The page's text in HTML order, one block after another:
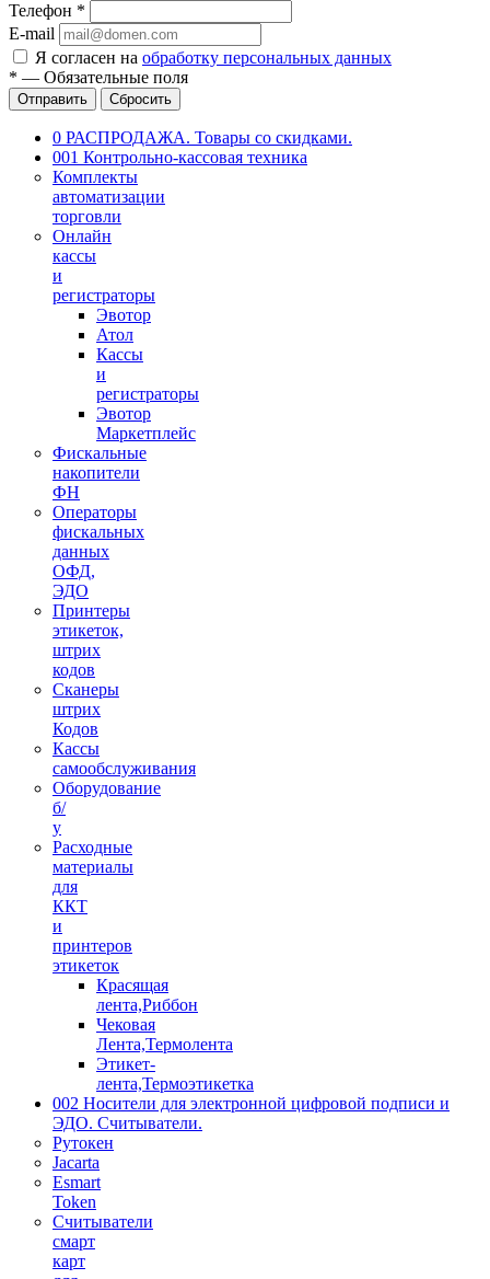
Телефон *
E-mail
Я согласен на обработку персональных данных
* — Обязательные поля
Отправить Сбросить
0 РАСПРОДАЖА. Товары со скидками.
001 Контрольно-кассовая техника
Комплекты
автоматизации
торговли
Онлайн
кассы
и
регистраторы
Эвотор
Атол
Кассы
и
регистраторы
Эвотор
Маркетплейс
Фискальные
накопители
ФН
Операторы
фискальных
данных
ОФД,
ЭДО
Принтеры
этикеток,
штрих
кодов
Сканеры
штрих
Кодов
Кассы
самообслуживания
Оборудование
б/
у
Расходные
материалы
для
ККТ
и
принтеров
этикеток
Красящая
лента,Риббон
Чековая
Лента,Термолента
Этикет-
лента,Термоэтикетка
002 Носители для электронной цифровой подписи и
ЭДО. Считыватели.
Рутокен
Jacarta
Esmart
Token
Считыватели
смарт
карт